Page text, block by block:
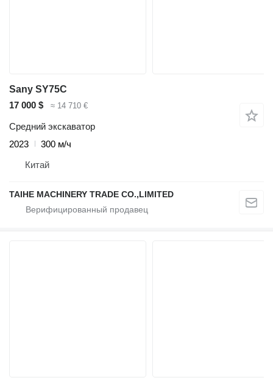
Sany SY75C
17 000 $
≈ 14 710 €
Средний экскаватор
2023
300 м/ч
Китай
TAIHE MACHINERY TRADE CO.,LIMITED